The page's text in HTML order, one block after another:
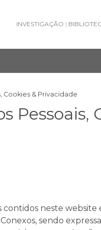
INVESTIGAÇÃO
Cookies & Privacidade
Pessoais,
neste website
sendo